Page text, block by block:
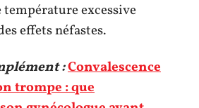
température excessive
effets néfastes.
:Convalescence
trompe : que